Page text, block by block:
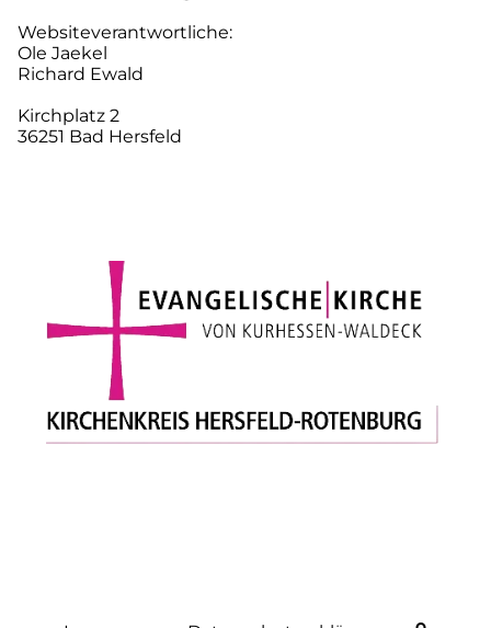
Websiteverantwortliche:
Ole Jaekel
Richard Ewald
Kirchplatz 2
36251 Bad Hersfeld